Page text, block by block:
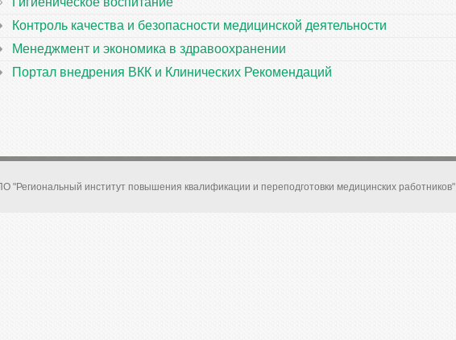
Контроль качества и безопасности медицинской деятельности
Менеджмент и экономика в здравоохранении
Портал внедрения ВКК и Клинических Рекомендаций
институт повышения квалификации и переподготовки медицинских работников"